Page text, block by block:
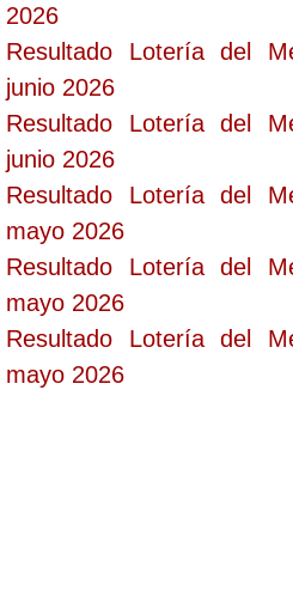
2026
Resultado Lotería del
junio 2026
Resultado Lotería del
junio 2026
Resultado Lotería del
mayo 2026
Resultado Lotería del
mayo 2026
Resultado Lotería del
mayo 2026